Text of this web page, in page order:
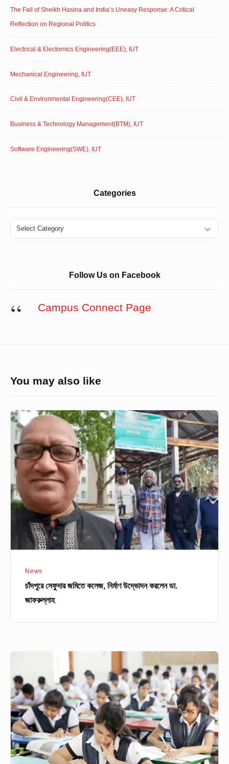
The Fall of Sheikh Hasina and India’s Uneasy Response: A Critical
Reflection on Regional Politics
Electrical & Electornics Engineering(EEE), IUT
Mechanical Engineering, IUT
Civil & Environmental Engineering(CEE), IUT
Business & Technology Management(BTM), IUT
Software Engineering(SWE), IUT
Categories
Categories
Follow Us on Facebook
Campus Connect Page
You may also like
চাঁদপুরে
সেফুদার
জমিতে
কলেজ,
নির্মাণ
উদ্ভোদন
করলেন
জাফরুল্লাহ
News
চাঁদপুরে সেফুদার জমিতে কলেজ, নির্মাণ উদ্ভোদন করলেন ডা.
জাফরুল্লাহ
না
খোলার
পক্ষে
বিশেষজ্ঞদের
যত
যুক্তি